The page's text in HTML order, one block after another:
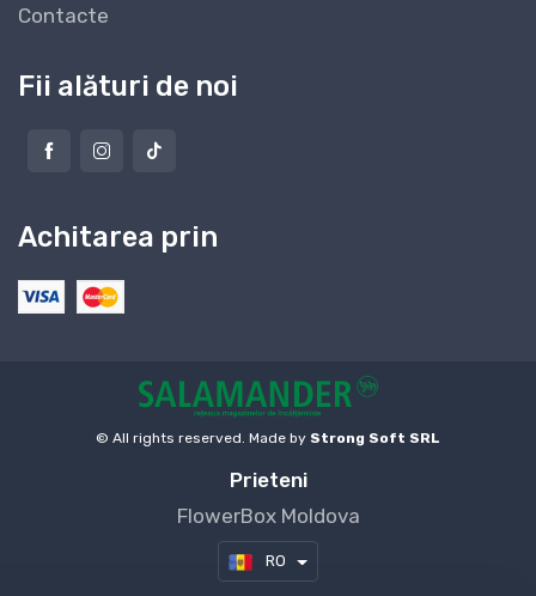
Contacte
Fii alături de noi
Achitarea prin
© All rights reserved. Made by Strong Soft SRL
Prieteni
FlowerBox Moldova
RO